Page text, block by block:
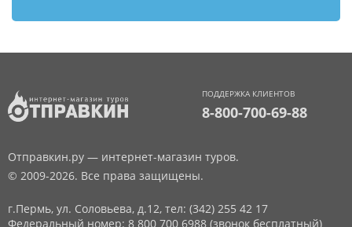
ПОДДЕРЖКА КЛИЕНТОВ
8-800-700-69-88
Отправкин.ру — интернет-магазин туров.
© 2009-2026. Все права защищены.
г.Пермь, ул. Соловьева, д.12, тел: (342) 255 42 17
Федеральный номер: 8 800 700 6988 (звонок бесплатный)